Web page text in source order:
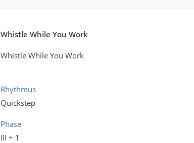
Whistle While You Work
Whistle While You Work
Rhythmus
Quickstep
Phase
III + 1